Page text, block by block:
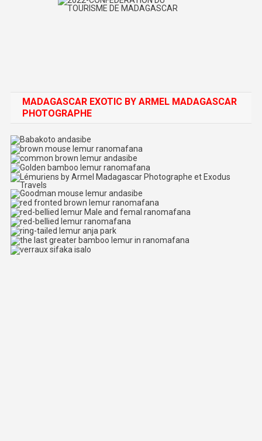
MADAGASCAR EXOTIC BY ARMEL MADAGASCAR
PHOTOGRAPHE